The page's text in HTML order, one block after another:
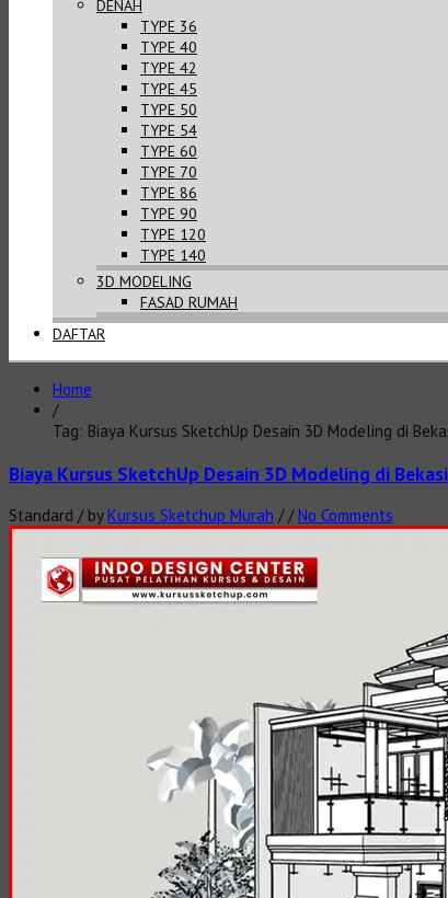
DENAH
TYPE 36
TYPE 40
TYPE 42
TYPE 45
TYPE 50
TYPE 54
TYPE 60
TYPE 70
TYPE 86
TYPE 90
TYPE 120
TYPE 140
3D MODELING
FASAD RUMAH
DAFTAR
Home
/
Tag: Biaya Kursus SketchUp Desain 3D Modeling di
Biaya Kursus SketchUp Desain 3D Modeling di Bekasi
Standard / byKursus Sketchup Murah //No Comments